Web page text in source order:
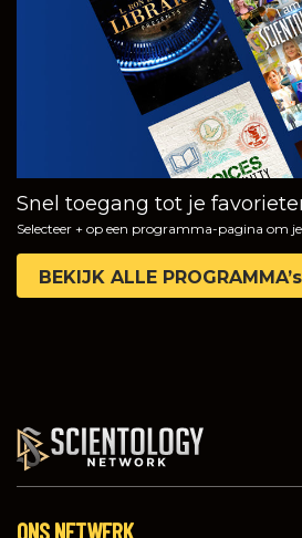
Snel toegang tot je
Selecteer + op een programma-pagina om
BEKIJK ALLE PROGRAMMA’s
ONS NETWERK